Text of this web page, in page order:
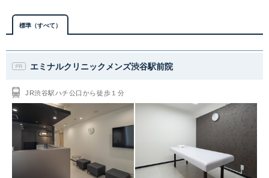
標準（すべて）
エミナルクリニックメンズ渋谷駅前院
JR渋谷駅ハチ公口から徒歩１分
北海道
茨城県 栃木県 群馬県 埼玉県
千葉県 東京都